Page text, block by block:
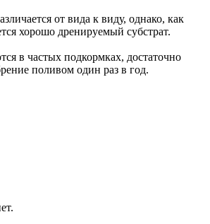
от вида к виду, однако, как
хорошо дренируемый субстрат.
в частых подкормках, достаточно
поливом один раз в год.